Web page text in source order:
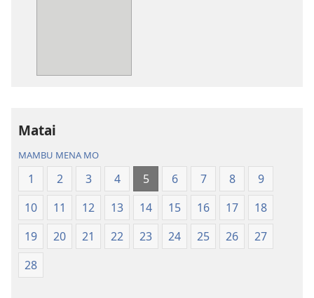
Matai
MAMBU MENA MO
1 2 3 4 5 6 7 8
9
10
11 12 13 14 15 16 17
18
19
20 21 22 23 24 25 26
27
28